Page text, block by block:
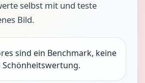
selbst mit und teste
Bild.
sind ein Benchmark, keine